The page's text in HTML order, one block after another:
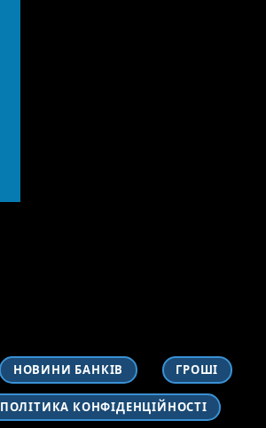
НОВИНИ БАНКІВ ГРОШІ
ПОЛІТИКА КОНФІДЕНЦІЙНОСТІ